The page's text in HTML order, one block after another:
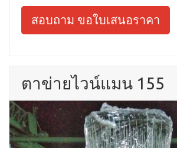
สอบถาม ขอใบเสนอราคา
ตาข่ายไวน์แมน 155